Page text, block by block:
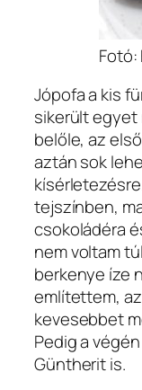
Fotó:
Jópofa a kis
sikerült egyet
belőle, az
aztán sok
tejszínben,
csokoládéra
nem voltam
berkenye íze
említettem,
kevesebbet
Pedig a
Güntherit is.